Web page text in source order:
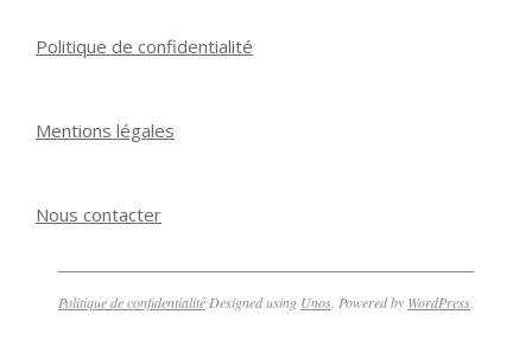
Politique de confidentialité
Mentions légales
Nous contacter
Politique de confidentialité Designed using Unos . Powered by WordPress